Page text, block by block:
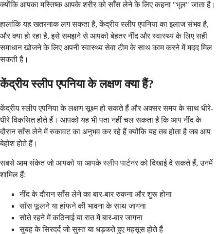
क्योंकि आपका मस्तिष्क आपके शरीर को साँस लेने के लिए कहना "भूल" जाता है।
हालांकि यह खतरनाक लग सकता है, केंद्रीय स्लीप एपनिया का इलाज संभव है,
और क्या हो रहा है, इसे समझने से आपको बेहतर नींद और स्वास्थ्य के लिए सही
समाधान खोजने के लिए अपनी स्वास्थ्य सेवा टीम के साथ काम करने में मदद मिल
सकती है।
केंद्रीय स्लीप एपनिया के लक्षण क्या हैं?
केंद्रीय स्लीप एपनिया के लक्षण सूक्ष्म हो सकते हैं और अक्सर समय के साथ धीरे-
धीरे विकसित होते हैं। आपको यह भी पता नहीं चल सकता है कि आप नींद के
दौरान साँस लेने में रुकावट का अनुभव कर रहे हैं क्योंकि यह तब होता है जब आप
बेहोश होते हैं।
सबसे आम संकेत जो आपको या आपके स्लीप पार्टनर को दिखाई दे सकते हैं, उनमें
शामिल हैं:
नींद के दौरान साँस लेने का बार-बार रुकना और शुरू होना
साँस फूलने या हांफने की भावना के साथ जागना
सोते रहने में कठिनाई या रात में बार-बार जागना
सुबह के सिरदर्द जो सुस्त या धड़कते हुए महसूस होते हैं